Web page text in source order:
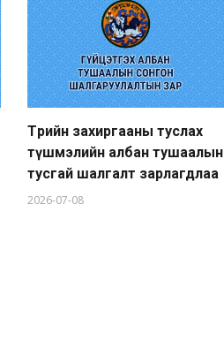
Төрийн захиргааны туслах
түшмэлийн албан тушаалын
тусгай шалгалт зарлагдлаа
2026-07-08